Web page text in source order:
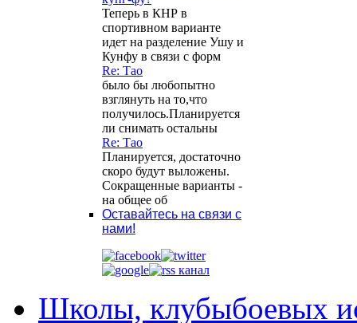
Теперь в КНР в
спортивном варианте
идет на разделение Ушу и
Кунфу в связи с форм
Re: Тао
было бы любопытно
взглянуть на то,что
получилось.Планируется
ли снимать остальны
Re: Тао
Планируется, достаточно
скоро будут выложены.
Сокращенные варианты -
на общее об
Оставайтесь на связи с
нами!
Школы, клубыбоевых